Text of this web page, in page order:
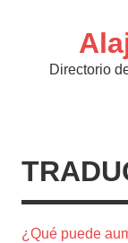
Directorio
¿Qué puede